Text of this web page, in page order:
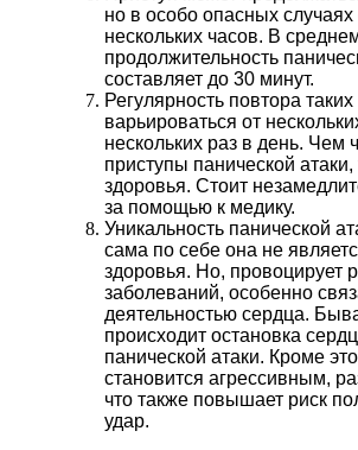
но в особо опасных
нескольких часов. В
продолжительность
составляет до 30 минут.
Регулярность повтора
варьироваться от
нескольких раз в день. Чем
приступы панической
здоровья. Стоит
за помощью к медику.
Уникальность панической
сама по себе она не
здоровья. Но, провоцирует
заболеваний, особенно
деятельностью сердца.
происходит остановка
панической атаки. Кроме
становится агрессивным,
что также повышает риск
удар.